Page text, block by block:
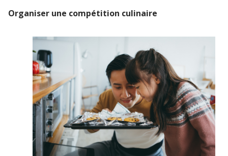
Organiser une compétition culinaire